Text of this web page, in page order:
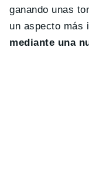
ganando unas
un aspecto más
mediante una